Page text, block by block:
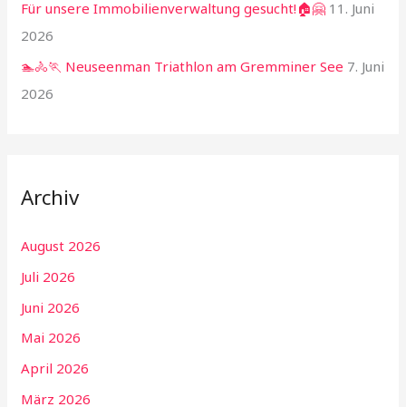
Für unsere Immobilienverwaltung gesucht!🏠🤗 11. Juni
2026
🏊🚴🏃 Neuseenman Triathlon am Gremminer See 7. Juni
2026
Archiv
August 2026
Juli 2026
Juni 2026
Mai 2026
April 2026
März 2026